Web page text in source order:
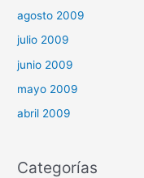
agosto 2009
julio 2009
junio 2009
mayo 2009
abril 2009
Categorías